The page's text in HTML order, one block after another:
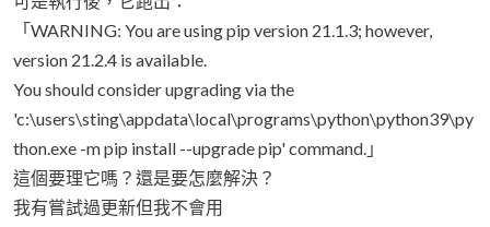
「WARNING: You are using pip version 21.1.3; however,
version 21.2.4 is available.
You should consider upgrading via the
'c:\users\sting\appdata\local\programs\python\python39\py
thon.exe -m pip install --upgrade pip' command.」
這個要理它嗎？還是要怎麼解決？
我有嘗試過更新但我不會用